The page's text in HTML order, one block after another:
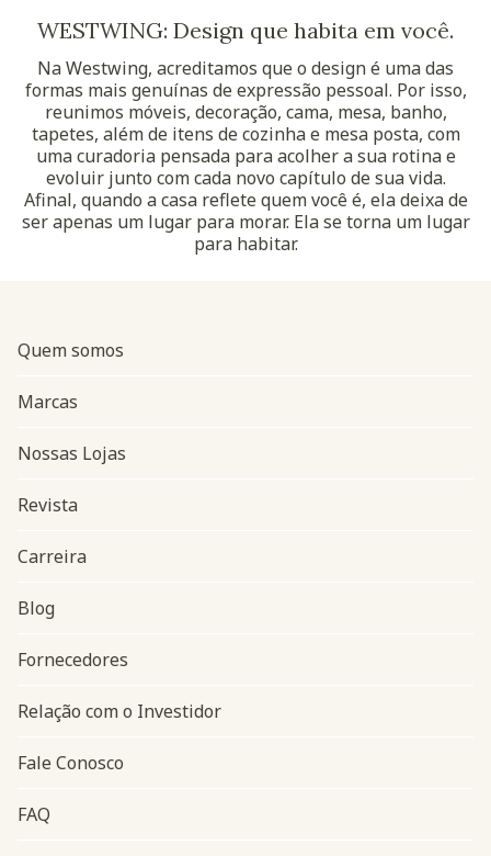
WESTWING: Design que habita em você.
Na Westwing, acreditamos que o design é uma das
formas mais genuínas de expressão pessoal. Por isso,
reunimos móveis, decoração, cama, mesa, banho,
tapetes, além de itens de cozinha e mesa posta, com
uma curadoria pensada para acolher a sua rotina e
evoluir junto com cada novo capítulo de sua vida.
Afinal, quando a casa reflete quem você é, ela deixa de
ser apenas um lugar para morar. Ela se torna um lugar
para habitar.
Navegação do rodapé
Quem somos
Marcas
Nossas Lojas
Revista
Carreira
Blog
Fornecedores
Relação com o Investidor
Fale Conosco
FAQ